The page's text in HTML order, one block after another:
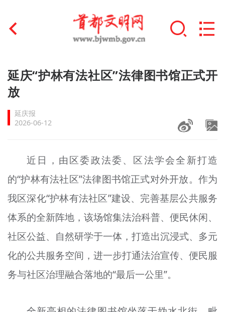
首页
文明创建
文明实践
未成年人思想道德建设
榜样人物
+
身边好人
文明评论
北京宣传文化引导基金
专题
延庆“护林有法社区”法律图书馆正式开
放
延庆报
2026-06-12
近日，由区委政法委、区法学会全新打造
的“护林有法社区”法律图书馆正式对外开放。作为
我区深化“护林有法社区”建设、完善基层公共服务
体系的全新阵地，该场馆集法治科普、便民休闲、
社区公益、自然研学于一体，打造出沉浸式、多元
化的公共服务空间，进一步打通法治宣传、便民服
务与社区治理融合落地的“最后一公里”。